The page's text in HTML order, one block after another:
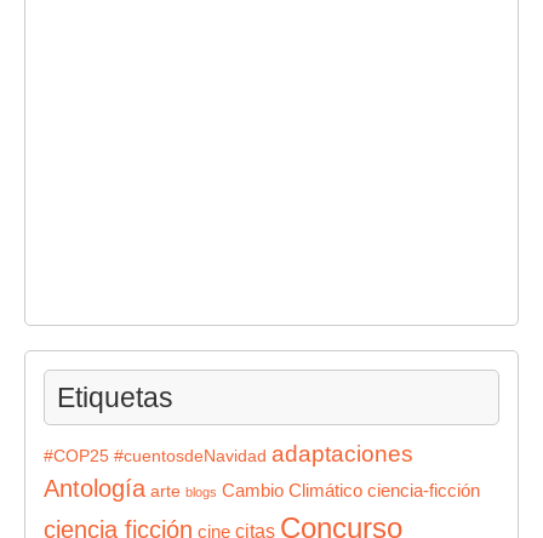
Etiquetas
#COP25 #cuentosdeNavidad adaptaciones
Antología arte blogs Cambio Climático ciencia-ficción
ciencia ficción cine citas Concurso